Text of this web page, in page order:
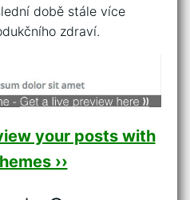
době stále více
zdraví.
your posts with
››